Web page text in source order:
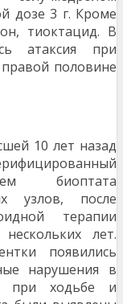
дозе 3 г. Кро­ме
тиоктацид. В
атаксия при
поло­вине
10 лет назад
биоптата
узлов, после
терапии
лет.
появились
нарушения в
при ходьбе и